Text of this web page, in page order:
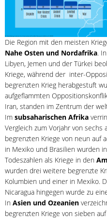
Die Region mit den meisten
Nahe Osten und Nordafrika.
Libyen, Jemen und der Türkei
Kriege, während der inter-
begrenzten Krieg herabgestuft
aufgeflammten
Iran, standen im Zentrum der
Im subsaharischen Afrika
Vergleich zum Vorjahr von sechs
begrenzten Kriege von neun auf
in Mexiko und Brasilien wurden
Todeszahlen als Kriege in den
wurden drei weitere begrenzte
Kolumbien und einer in Mexiko.
Nicaragua hingegen wurde zu
In Asien und Ozeanien
begrenzten Kriege von sieben